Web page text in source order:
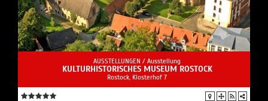
AUSSTELLUNGEN / Ausstellung
KULTURHISTORISCHES MUSEUM ROSTOCK
Rostock, Klosterhof 7